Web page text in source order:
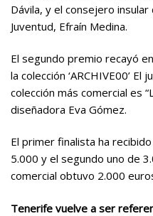
Dávila, y el consejero
Juventud, Efraín Medina.
El segundo premio recayó
la colección ‘ARCHIVE00’ El
colección más comercial es
diseñadora Eva Gómez.
El primer finalista ha
5.000 y el segundo uno de
comercial obtuvo 2.000
Tenerife vuelve a ser